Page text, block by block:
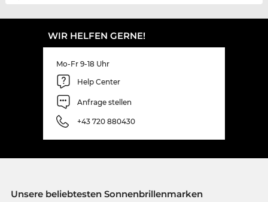
WIR HELFEN GERNE!
Mo-Fr 9-18 Uhr
Help Center
Anfrage stellen
+43 720 880430
Unsere beliebtesten Sonnenbrillenmarken